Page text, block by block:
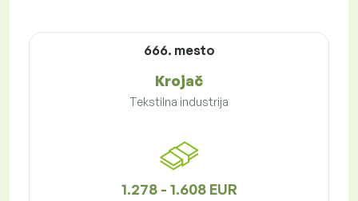
666. mesto
Krojač
Tekstilna industrija
1.278 - 1.608 EUR